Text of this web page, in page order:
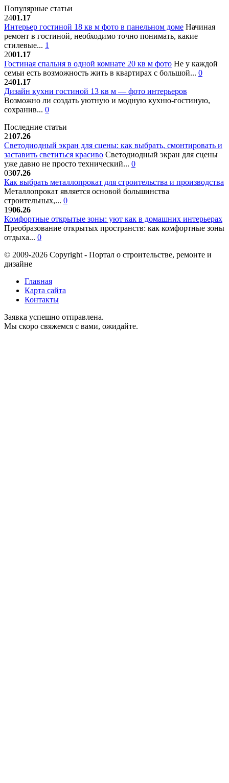
Популярные статьи
2401.17
Интерьер гостиной 18 кв м фото в панельном доме Начиная
ремонт в гостиной, необходимо точно понимать, какие
стилевые... 1
2001.17
Гостиная спальня в одной комнате 20 кв м фото Не у каждой
семьи есть возможность жить в квартирах с большой... 0
2401.17
Дизайн кухни гостиной 13 кв м — фото интерьеров
Возможно ли создать уютную и модную кухню-гостиную,
сохранив... 0
Последние статьи
2107.26
Светодиодный экран для сцены: как выбрать, смонтировать и
заставить светиться красиво Светодиодный экран для сцены
уже давно не просто технический... 0
0307.26
Как выбрать металлопрокат для строительства и производства
Металлопрокат является основой большинства
строительных,... 0
1906.26
Комфортные открытые зоны: уют как в домашних интерьерах
Преобразование открытых пространств: как комфортные зоны
отдыха... 0
© 2009-2026 Copyright - Портал о строительстве, ремонте и
дизайне
Главная
Карта сайта
Контакты
Заявка успешно отправлена.
Мы скоро свяжемся с вами, ожидайте.